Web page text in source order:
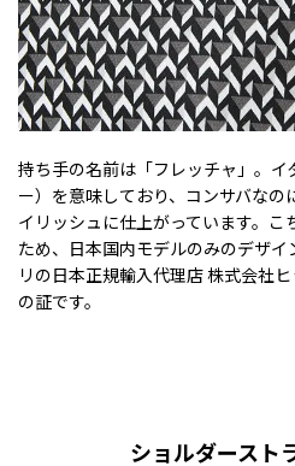
持ち手の名前は「フレッチャ」。イ
ー）を意味しており、コンサバな
イリッシュに仕上がっています。
ため、日本国内モデルのみのデザ
リの日本正規輸入代理店 株式会社
の証です。
ショルダースト